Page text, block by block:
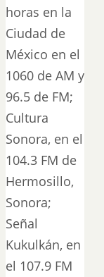
horas en la
Ciudad de
México en el
1060 de AM y
96.5 de FM;
Cultura
Sonora, en el
104.3 FM de
Hermosillo,
Sonora;
Señal
Kukulkán, en
el 107.9 FM